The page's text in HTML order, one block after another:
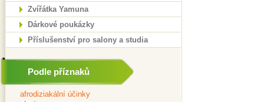
Zvířátka Yamuna
Dárkové poukázky
Příslušenství pro salony a studia
Podle příznaků